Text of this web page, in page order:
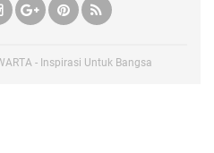
- Inspirasi Untuk Bangsa